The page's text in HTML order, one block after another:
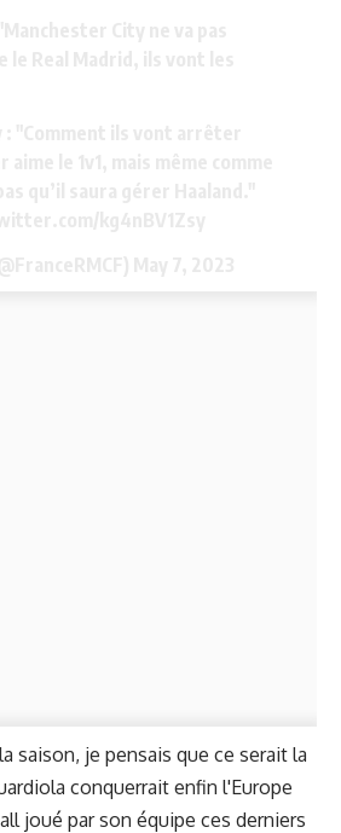
saison, je pensais que ce serait la
conquerrait enfin l'Europe
joué par son équipe ces derniers